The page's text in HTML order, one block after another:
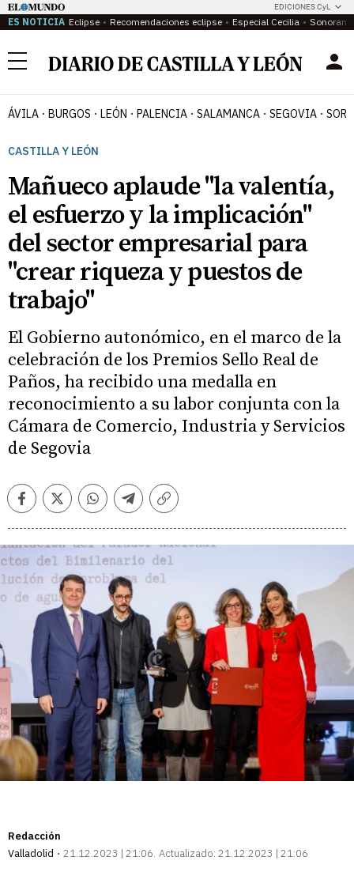
EDICIONES CyL
ES NOTICIA Eclipse Recomendaciones eclipse Especial Cecilia
Menú
ÁVILA BURGOS LEÓN PALENCIA SALAMANCA SEGOVIA
CASTILLA Y LEÓN
Mañueco aplaude "la valentía,
el esfuerzo y la implicación"
del sector empresarial para
"crear riqueza y puestos de
trabajo"
El Gobierno autonómico, en el marco de la
celebración de los Premios Sello Real de
Paños, ha recibido una medalla en
reconocimiento a su labor conjunta con la
Cámara de Comercio, Industria y Servicios
de Segovia
FacebookTwitterWhatsappTelegramCopiar
Redacción
Valladolid
21.12.2023 | 21:06 Actualizado: 21.12.2023 | 21:06